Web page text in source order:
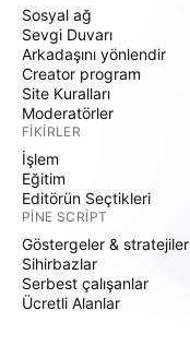
Sosyal ağ
Sevgi Duvarı
Arkadaşını yönlendir
Creator program
Site Kuralları
Moderatörler
FIKIRLER
İşlem
Eğitim
Editörün Seçtikleri
PINE SCRIPT
Göstergeler & stratejiler
Sihirbazlar
Serbest çalışanlar
Ücretli Alanlar